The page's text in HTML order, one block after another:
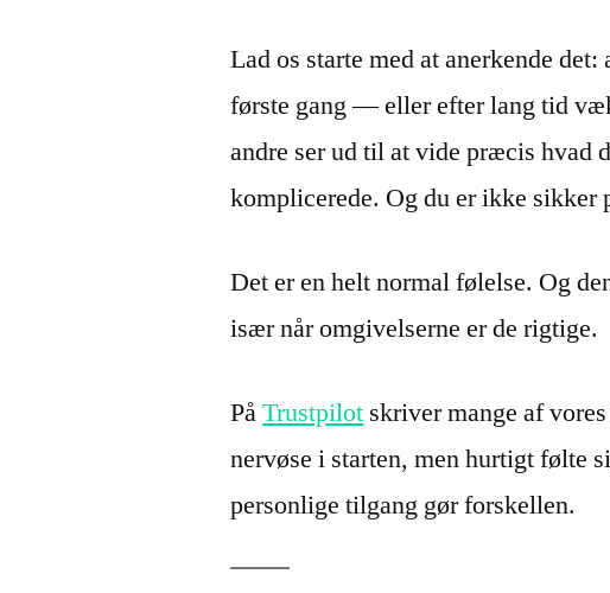
Lad os starte med at anerkende
første gang — eller efter lang tid
andre ser ud til at vide præcis hvad
komplicerede. Og du er ikke sikker
Det er en helt normal følelse. Og
især når omgivelserne er de rigtige.
PåTrustpilot skriver mange af
nervøse i starten, men hurtigt følte
personlige tilgang gør forskellen.